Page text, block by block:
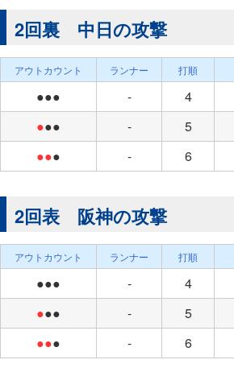
2回裏 中日の攻撃
アウトカウント ランナー 打順
●●● - 4
●●● - 5
●●● - 6
2回表 阪神の攻撃
アウトカウント ランナー 打順
●●● - 4
●●● - 5
●●● - 6